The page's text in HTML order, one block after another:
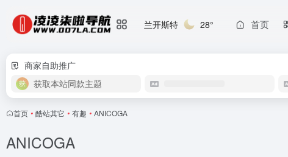
兰开斯特 28° 首页
商家自助推广
获取本站同款主题
首页 • 酷站其它 • 有趣 • ANICOGA
ANICOGA